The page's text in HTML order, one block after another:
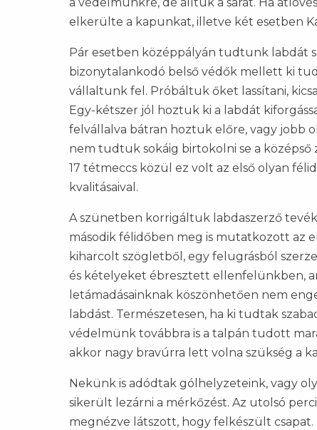
a védelmünkre, de álltuk a sarat. Ha
elkerülte a kapunkat, illetve két esetben
Pár esetben középpályán tudtunk labdát
bizonytalankodó belső védők mellett ki
vállaltunk fel. Próbáltuk őket lassítani,
Egy-kétszer jól hoztuk ki a labdát
felvállalva bátran hoztuk előre, vagy jobb
nem tudtuk sokáig birtokolni se a középső
17 tétmeccs közül ez volt az első olyan
kvalitásaival.
A szünetben korrigáltuk labdaszerző
második félidőben meg is mutatkozott az
kiharcolt szögletből, egy felugrásból
és kételyeket ébresztett ellenfelünkben,
letámadásainknak köszönhetően nem
labdást. Természetesen, ha ki tudtak
védelmünk továbbra is a talpán tudott
akkor nagy bravúrra lett volna szükség a
Nekünk is adódtak gólhelyzeteink, vagy
sikerült lezárni a mérkőzést. Az utolsó
megnézve látszott, hogy felkészült